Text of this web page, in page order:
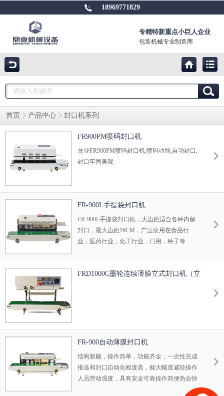
18969771829
专精特新重点小巨人企业
包装机械专业制造商
首页 产品中心 封口机系列
FR900PM喷码封口机
鼎业FR900PM喷码封口机,喷码功能,自动封口,
封口牢固美观
FR-900L手提袋封口机
FR-900L手提袋封口机，大边距适合各种内留
封口，最大边距16CM，广泛应用在食品行
业，医药行业，化工行业，日用，种子等
FRD1000C墨轮连续薄膜立式封口机（立
FR-900自动薄膜封口机
结构新颖，操作简单，功能齐全，一次性完成
推送和封口自动化程度高，能大幅度减轻操作
人员劳动强度，具有安全可靠操作简便热合快